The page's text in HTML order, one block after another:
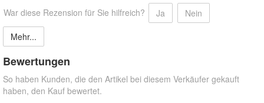
War diese Rezension für Sie hilfreich? Ja
Nein
Mehr...
Bewertungen
So haben Kunden, die den Artikel bei diesem Verkäufer gekauft
haben, den Kauf bewertet.